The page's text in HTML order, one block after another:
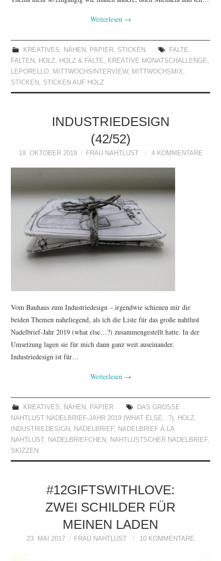
Weiterlesen →
KREATIVES, NÄHEN , PAPIER, STICKEN FALTE,
FALTEN , HOLZ, HOLZ & FALTE, KREATIVE MONATSCHALLENGE,
LEPORELLO, MITTWOCHSINTERVIEW, MITTWOCHSMIX,
STICKEN , STICKEN AUF HOLZ
INDUSTRIEDESIGN
(42/52)
18. OKTOBER 2019 FRAU NAHTLUST 4 KOMMENTARE
Vom Bauhaus zum Industriedesign – irgendwie schienen mir die
beiden Themen naheliegend, als ich die Liste für das große nahtlust
Nadelbrief-Jahr 2019 (what else…?) zusammengestellt hatte. In der
Umsetzung lagen sie für mich dann ganz weit auseinander.
Industriedesign ist für…
Weiterlesen →
KREATIVES, NÄHEN , PAPIER
DAS GROSSE N
AHTLUST NADELBRIEF-JAHR 2019 (WHAT ELSE...?) , HOLZ,
INDUSTRIEDESIGN , NADELBRIEF, NADELBRIEF À LA
NAHTLUST , NADELBRIEFCHEN , NAHTLUSTSCHER NADELBRIEF,
SKIZZEN
#12GIFTSWITHLOVE:
ZWEI SCHILDER FÜR
MEINEN LADEN
23. MAI 2017 FRAU NAHTLUST 10 KOMMENTARE